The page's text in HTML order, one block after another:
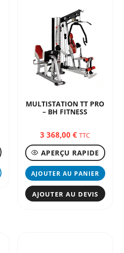
produit
plusieurs
MULTISTATION TT PRO
– BH FITNESS
3 368,00€ TTC
APERÇU RAPIDE
AJOUTER AU PANIER
AJOUTER AU DEVIS